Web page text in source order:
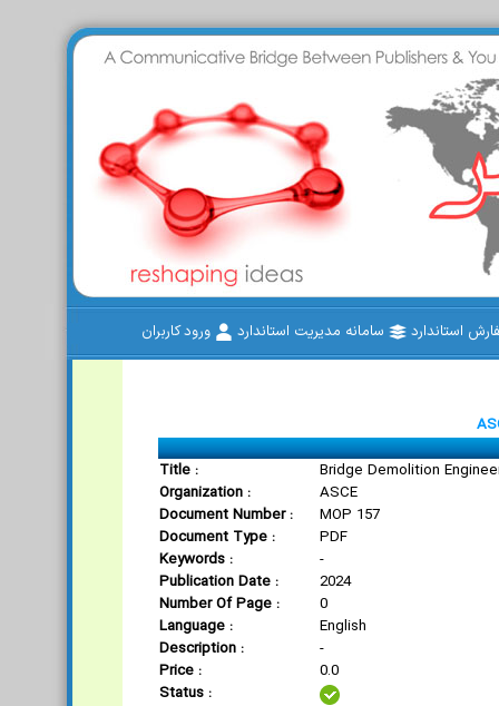
استاندارد سامانه مدیریت استاندارد ورود کاربران
Title :
Bridge Demolition
Organization :
ASCE
Document Number :
MOP 157
Document Type :
PDF
Keywords :
-
Publication Date :
2024
Number Of Page :
0
Language :
English
Description :
-
Price :
0.0
Status :